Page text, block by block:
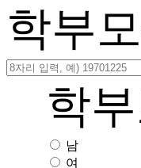
학부모
학
남
여